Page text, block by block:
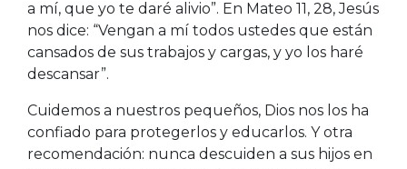
a mí, que yo te daré alivio”. En Mateo 11, 28, Jesús
nos dice: “Vengan a mí todos ustedes que están
cansados de sus trabajos y cargas, y yo los haré
descansar”.
Cuidemos a nuestros pequeños, Dios nos los ha
confiado para protegerlos y educarlos. Y otra
recomendación: nunca descuiden a sus hijos en